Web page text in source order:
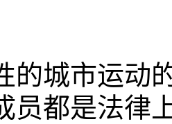
的城市运动
员都是法律